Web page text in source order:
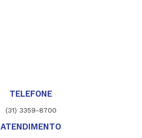
TELEFONE
(31) 3359-8700
ATENDIMENTO